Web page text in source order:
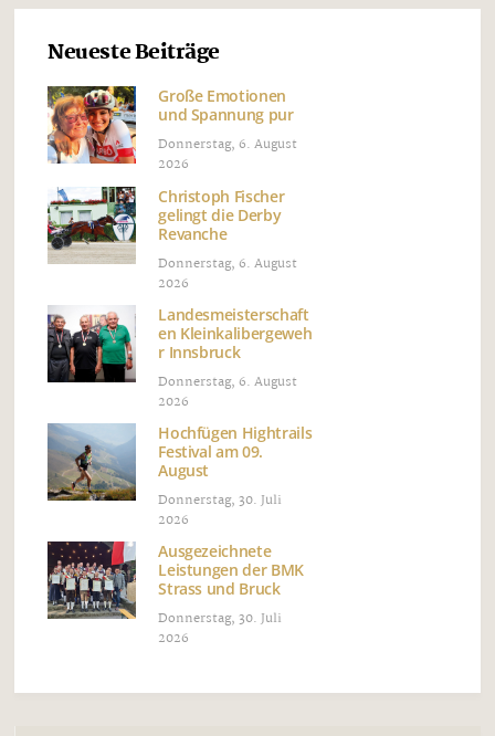
Neueste Beiträge
Große Emotionen
und Spannung pur
Donnerstag, 6. August
2026
Christoph Fischer
gelingt die Derby
Revanche
Donnerstag, 6. August
2026
Landesmeisterschaft
en Kleinkalibergeweh
r Innsbruck
Donnerstag, 6. August
2026
Hochfügen Hightrails
Festival am 09.
August
Donnerstag, 30. Juli
2026
Ausgezeichnete
Leistungen der BMK
Strass und Bruck
Donnerstag, 30. Juli
2026